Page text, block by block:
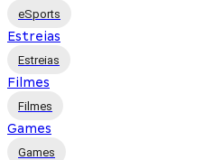
eSports
Estreias
Estreias
Filmes
Filmes
Games
Games